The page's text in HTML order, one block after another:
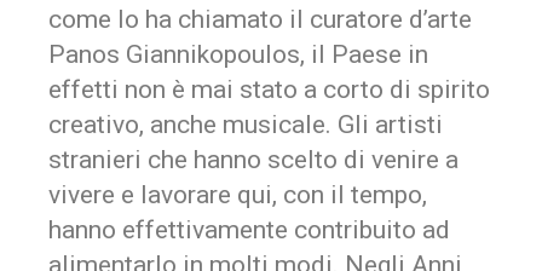
come lo ha chiamato il curatore d’arte
Panos Giannikopoulos, il Paese in
effetti non è mai stato a corto di spirito
creativo, anche musicale. Gli artisti
stranieri che hanno scelto di venire a
vivere e lavorare qui, con il tempo,
hanno effettivamente contribuito ad
alimentarlo in molti modi. Negli Anni